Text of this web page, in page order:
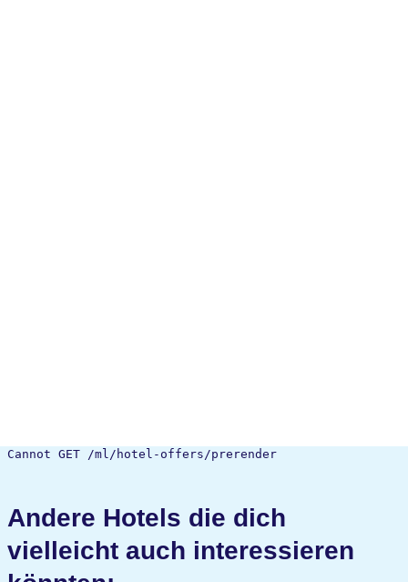
Cannot GET /ml/hotel-offers/prerender
Andere Hotels die dich
vielleicht auch interessieren